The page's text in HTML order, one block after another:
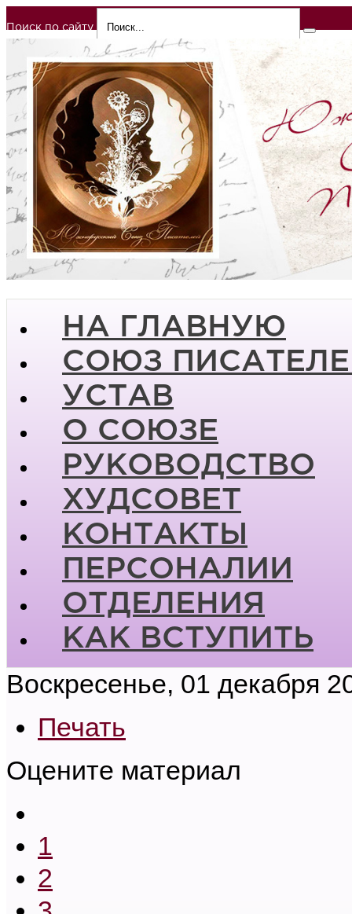
Поиск по сайту
НА ГЛАВНУЮ
СОЮЗ
УСТАВ
О СОЮЗЕ
РУКОВОДСТВО
ХУДСОВЕТ
КОНТАКТЫ
ПЕРСОНАЛИИ
ОТДЕЛЕНИЯ
КАК ВСТУПИТЬ
Воскресенье, 01 декабря
Печать
Оцените материал
1
2